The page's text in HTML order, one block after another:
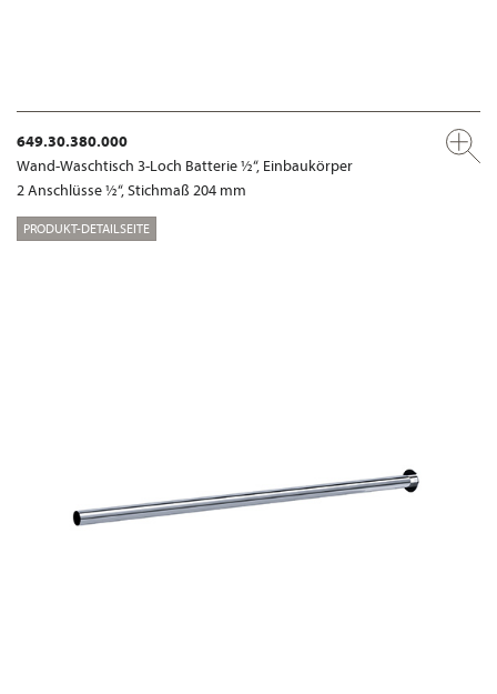
649.30.380.000
Wand-Waschtisch 3-Loch Batterie ½“, Einbaukörper
2 Anschlüsse ½“, Stichmaß 204 mm
PRODUKT-DETAILSEITE